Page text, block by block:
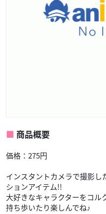
商品概要
価格：275円
インスタントカメラで撮影し
ションアイテム!!
大好きなキャラクターをコル
持ち歩いたり楽しんでね♪